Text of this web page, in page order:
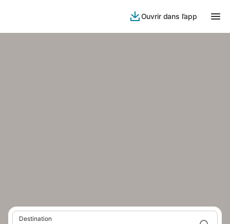
Ouvrir dans l’app
Destination